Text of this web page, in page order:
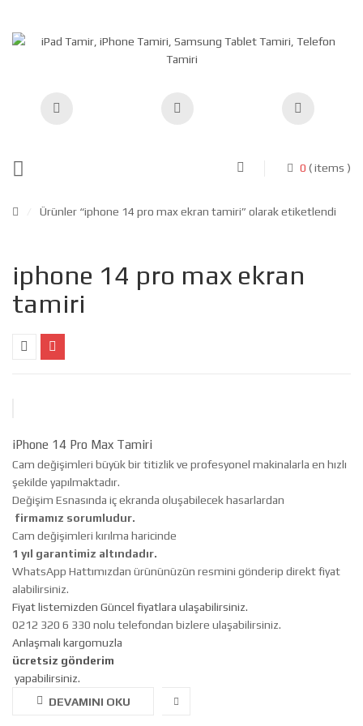
0 ( items )
Ürünler “iphone 14 pro max ekran tamiri” olarak etiketlendi
iphone 14 pro max ekran
tamiri
iPhone 14 Pro Max Tamiri
Cam değişimleri büyük bir titizlik ve profesyonel makinalarla en hızlı
şekilde yapılmaktadır.
Değişim Esnasında iç ekranda oluşabilecek hasarlardan
firmamız sorumludur.
Cam değişimleri kırılma haricinde
1 yıl garantimiz altındadır.
WhatsApp Hattımızdan ürününüzün resmini gönderip direkt fiyat
alabilirsiniz.
Fiyat listemizden Güncel fiyatlara ulaşabilirsiniz.
0212 320 6 330 nolu telefondan bizlere ulaşabilirsiniz.
Anlaşmalı kargomuzla
ücretsiz gönderim
yapabilirsiniz.
DEVAMINI OKU